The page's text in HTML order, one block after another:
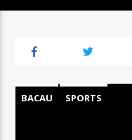
BACAU SPORTS